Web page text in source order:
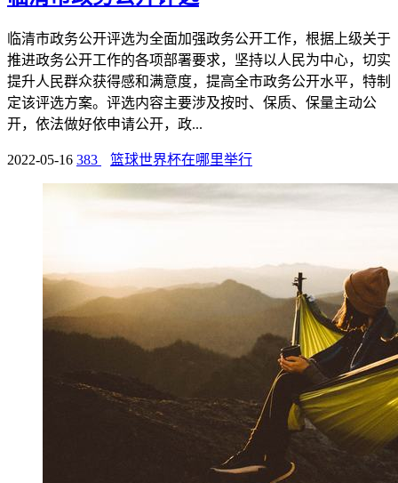
临清市政务公开评选为全面加强政务公开工作，根据上级关于
推进政务公开工作的各项部署要求，坚持以人民为中心，切实
提升人民群众获得感和满意度，提高全市政务公开水平，特制
定该评选方案。评选内容主要涉及按时、保质、保量主动公
开，依法做好依申请公开，政...
2022-05-16 383 篮球世界杯在哪里举行